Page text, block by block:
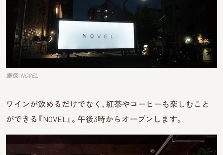
画像：NOVEL
ワインが飲めるだけでなく、紅茶やコーヒーも楽しむこと
ができる『NOVEL』。午後3時からオープンします。